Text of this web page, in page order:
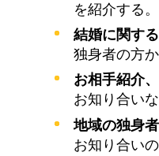
を紹介する。
結婚に関す
独身者の方
お相手紹介
お知り合い
地域の独身
お知り合い